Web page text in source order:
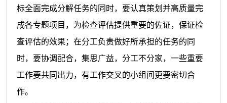
标全面完成分解任务的同时，要认真策划并高质量完
成各专题项目，为检查评估提供重要的佐证，保证检
查评估的效果；在分工负责做好所承担的任务的同
时，要协调配合，集思广益，分工不分家，一些重要
工作要共同出力，有工作交叉的小组间更要密切合
作。